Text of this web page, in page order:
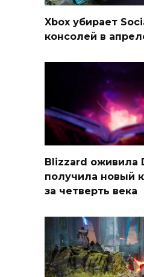
Xbox убирает
консолей в
Blizzard оживила
получила новый
за четверть века